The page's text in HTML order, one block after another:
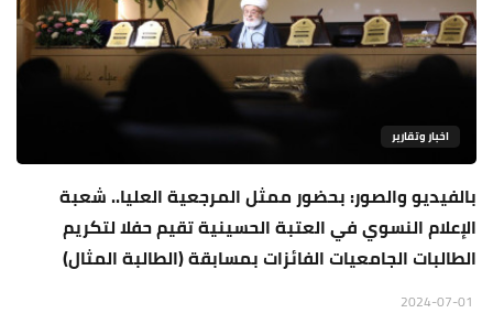
اخبار وتقارير
بالفيديو والصور: بحضور ممثل المرجعية العليا.. شعبة
الإعلام النسوي في العتبة الحسينية تقيم حفلا لتكريم
الطالبات الجامعيات الفائزات بمسابقة (الطالبة المثال)